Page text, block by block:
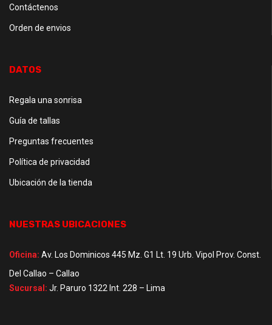
Contáctenos
Orden de envios
DATOS
Regala una sonrisa
Guía de tallas
Preguntas frecuentes
Política de privacidad
Ubicación de la tienda
NUESTRAS UBICACIONES
Oficina: Av. Los Dominicos 445 Mz. G1 Lt. 19 Urb. Vipol Prov. Const.
Del Callao – Callao
Sucursal: Jr. Paruro 1322 Int. 228 – Lima